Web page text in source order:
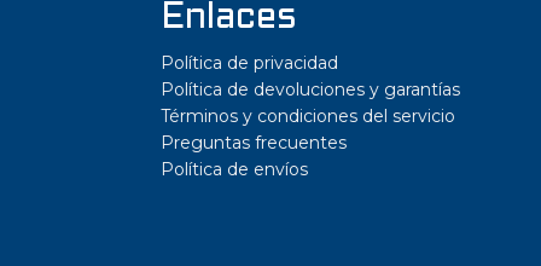
Enlaces
Política de privacidad
Política de devoluciones y garantías
Términos y condiciones del servicio
Preguntas frecuentes
Política de envíos